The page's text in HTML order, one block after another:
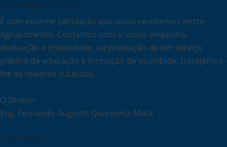
A Mensagem do Diretor
É com enorme satisfação que os/as recebemos neste
Agrupamento. Contamos com o vosso empenho,
dedicação e criatividade, na prestação de um serviço
público de educação e formação de qualidade. Desejamos-
lhe os maiores sucessos.
O Diretor
Eng. Fernando Augusto Quaresma Mota
Links Rápidos